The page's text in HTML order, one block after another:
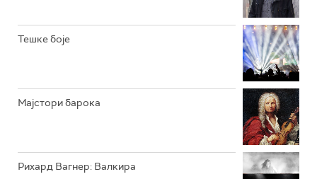
Тешке боје
Мајстори барока
Рихард Вагнер: Валкира